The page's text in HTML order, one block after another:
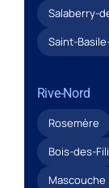
Salaberry-
Saint-
Rive-Nord
Rosemère
Bois-des-
Mascouche